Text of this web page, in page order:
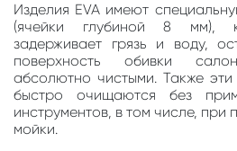
Изделия EVA имеют
(ячейки глубиной 8 мм),
задерживает грязь и воду,
поверхность обивки
абсолютно чистыми. Также
быстро очищаются без
инструментов, в том числе, при
мойки.